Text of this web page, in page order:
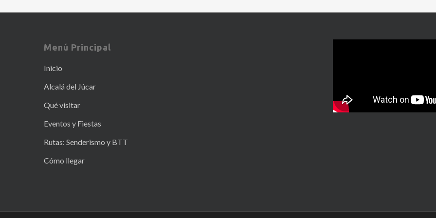
Menú Principal
Inicio
Alcalá del Júcar
Qué visitar
Eventos y Fiestas
Rutas: Senderismo y BTT
Cómo llegar